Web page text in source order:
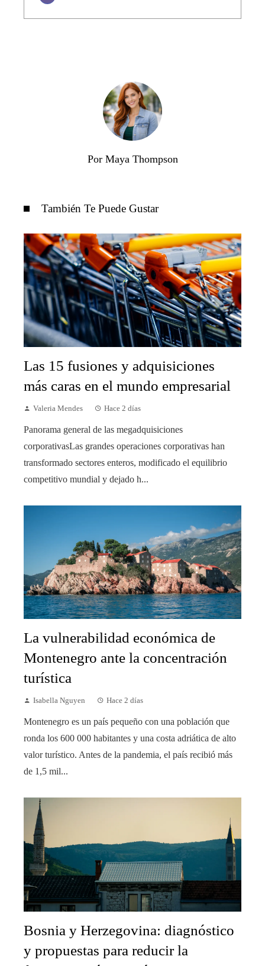
Por Maya Thompson
También Te Puede Gustar
Las 15 fusiones y adquisiciones
más caras en el mundo empresarial
Valeria Mendes Hace 2 días
Panorama general de las megadquisiciones
corporativasLas grandes operaciones corporativas han
transformado sectores enteros, modificado el equilibrio
competitivo mundial y dejado h...
La vulnerabilidad económica de
Montenegro ante la concentración
turística
Isabella Nguyen Hace 2 días
Montenegro es un país pequeño con una población que
ronda los 600 000 habitantes y una costa adriática de alto
valor turístico. Antes de la pandemia, el país recibió más
de 1,5 mil...
Bosnia y Herzegovina: diagnóstico
y propuestas para reducir la